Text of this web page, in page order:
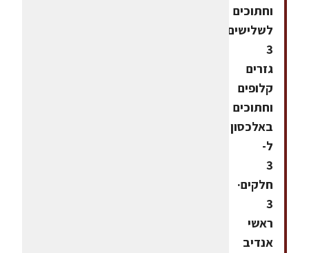
וחתוכים
לשלישים·
3
גזרים
קלופים
וחתוכים
באלכסון
ל-
3
חלקים·
3
ראשי
אנדיב